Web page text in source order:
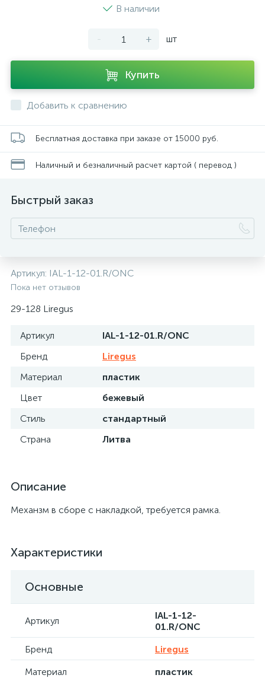
В наличии
- + шт
Купить
Добавить к сравнению
Бесплатная доставка при заказе от 15000 руб.
Наличный и безналичный расчет картой ( перевод )
Быстрый заказ
Артикул: IAL-1-12-01.R/ONC
Пока нет отзывов
29-128 Liregus
Артикул
IAL-1-12-01.R/ONC
Бренд
Liregus
Материал
пластик
Цвет
бежевый
Стиль
стандартный
Страна
Литва
Описание
Механзм в сборе с накладкой, требуется рамка.
Характеристики
Основные
Артикул
IAL-1-12-
01.R/ONC
Бренд
Liregus
Материал
пластик